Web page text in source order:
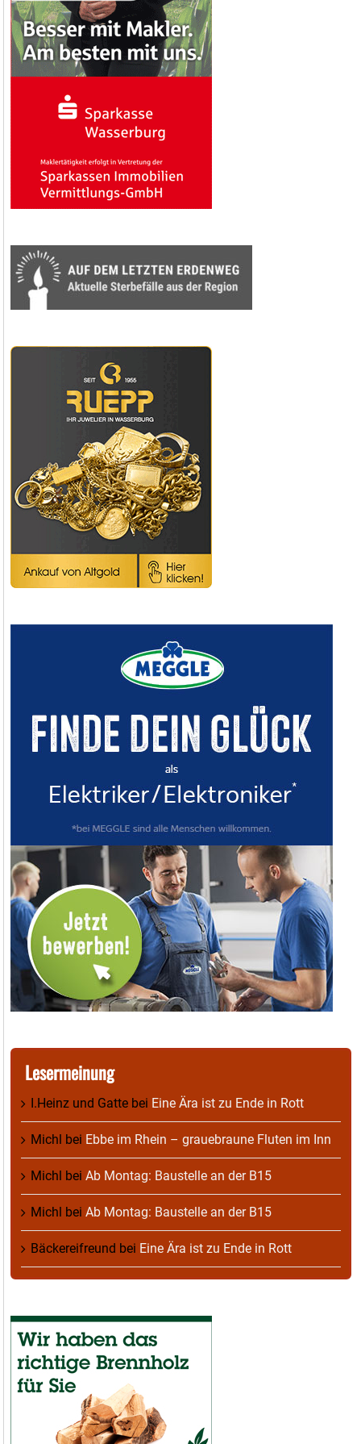
Lesermeinung
I.Heinz und Gatte bei Eine Ära ist zu Ende in Rott
Michl bei Ebbe im Rhein – grauebraune Fluten im Inn
Michl bei Ab Montag: Baustelle an der B15
Michl bei Ab Montag: Baustelle an der B15
Bäckereifreund bei Eine Ära ist zu Ende in Rott